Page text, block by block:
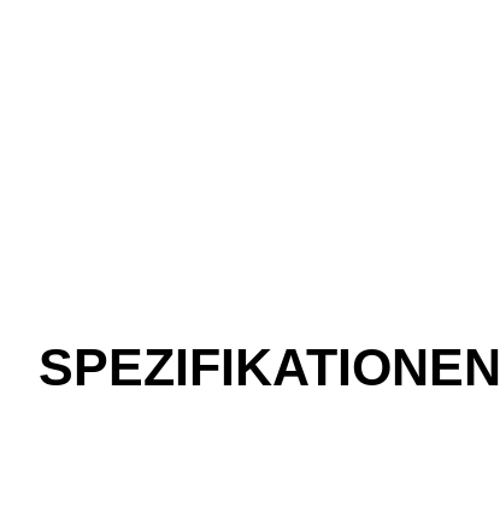
SPEZIFIKATIONEN